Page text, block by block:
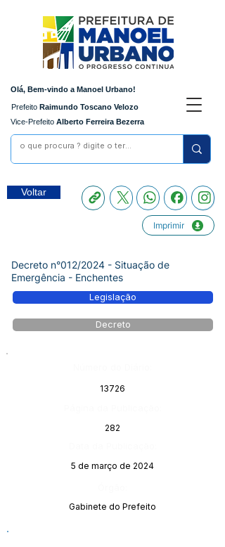
Olá, Bem-vindo a Manoel Urbano!
Prefeito Raimundo Toscano Velozo
Vice-Prefeito Alberto Ferreira Bezerra
Voltar
Imprimir
Decreto n°012/2024 - Situação de
Emergência - Enchentes
Legislação
Decreto
13726
282
5 de março de 2024
Gabinete do Prefeito